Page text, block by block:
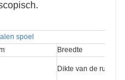
spoel
Breedte
Dikte van de